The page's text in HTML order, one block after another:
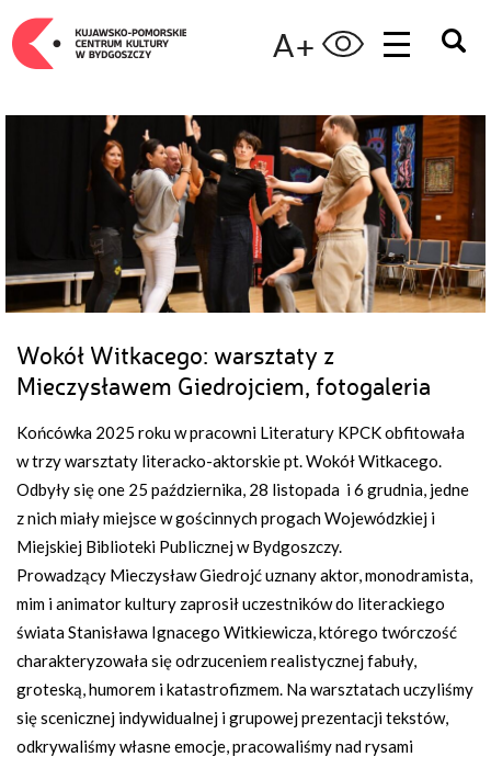
A+
Wokół Witkacego: warsztaty z
Mieczysławem Giedrojciem, fotogaleria
Końcówka 2025 roku w pracowni Literatury KPCK obfitowała
w trzy warsztaty literacko-aktorskie pt. Wokół Witkacego.
Odbyły się one 25 października, 28 listopada i 6 grudnia, jedne
z nich miały miejsce w gościnnych progach Wojewódzkiej i
Miejskiej Biblioteki Publicznej w Bydgoszczy.
Prowadzący Mieczysław Giedrojć uznany aktor, monodramista,
mim i animator kultury zaprosił uczestników do literackiego
świata Stanisława Ignacego Witkiewicza, którego twórczość
charakteryzowała się odrzuceniem realistycznej fabuły,
groteską, humorem i katastrofizmem. Na warsztatach uczyliśmy
się scenicznej indywidualnej i grupowej prezentacji tekstów,
odkrywaliśmy własne emocje, pracowaliśmy nad rysami